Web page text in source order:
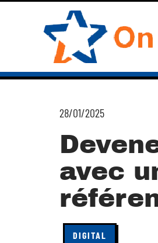
28/01/2025
avec
DIGITAL